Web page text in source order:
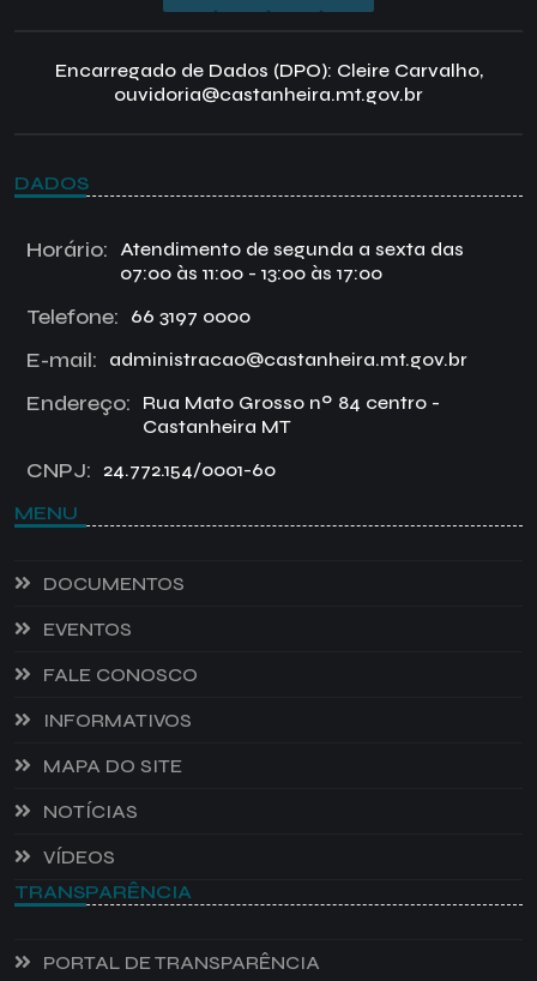
Encarregado de Dados (DPO): Cleire Carvalho,
ouvidoria@castanheira.mt.gov.br
DADOS
Horário:
Atendimento de segunda a sexta das
07:00 às 11:00 - 13:00 às 17:00
Telefone: 66 3197 0000
E-mail: administracao@castanheira.mt.gov.br
Endereço:
Rua Mato Grosso nº 84 centro -
Castanheira MT
CNPJ: 24.772.154/0001-60
MENU
DOCUMENTOS
EVENTOS
FALE CONOSCO
INFORMATIVOS
MAPA DO SITE
NOTÍCIAS
VÍDEOS
TRANSPARÊNCIA
PORTAL DE TRANSPARÊNCIA